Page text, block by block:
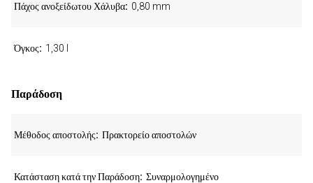
Πάχος ανοξείδωτου Χάλυβα 0,80 mm
Όγκος 1,30 l
Παράδοση
Μέθοδος αποστολής Πρακτορείο αποστολών
Κατάσταση κατά την Παράδοση Συναρμολογημένο